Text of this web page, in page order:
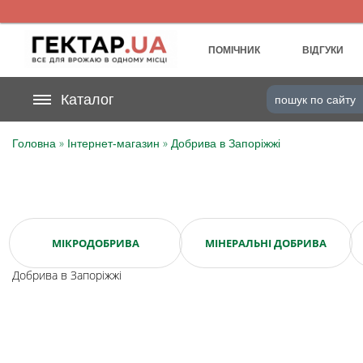
ПОМІЧНИК ВІДГУКИ
UA
На вашому
бонусному рахунку
Доставка
Відгуки
Каталог
Головна » Інтернет-магазин » Добрива в Запоріжжі
МІКРОДОБРИВА МІНЕРАЛЬНІ ДОБРИВА
Добрива в Запоріжжі